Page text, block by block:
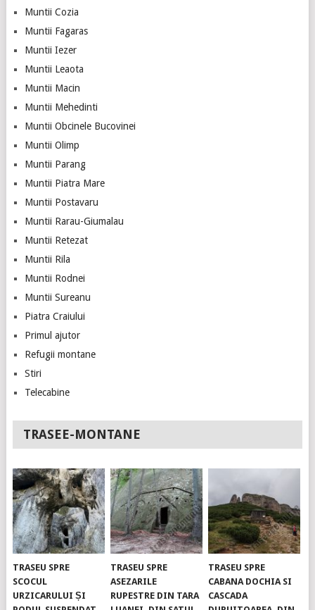
Muntii Cozia
Muntii Fagaras
Muntii Iezer
Muntii Leaota
Muntii Macin
Muntii Mehedinti
Muntii Obcinele Bucovinei
Muntii Olimp
Muntii Parang
Muntii Piatra Mare
Muntii Postavaru
Muntii Rarau-Giumalau
Muntii Retezat
Muntii Rila
Muntii Rodnei
Muntii Sureanu
Piatra Craiului
Primul ajutor
Refugii montane
Stiri
Telecabine
TRASEE-MONTANE
TRASEU SPRE
SCOCUL
URZICARULUI ȘI
TRASEU SPRE
ASEZARILE
RUPESTRE DIN TARA
TRASEU SPRE
CABANA DOCHIA SI
CASCADA